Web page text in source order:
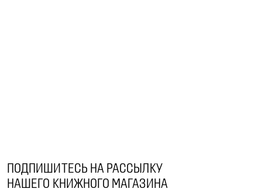
ПОДПИШИТЕСЬ НА РАССЫЛКУ
НАШЕГО КНИЖНОГО МАГАЗИНА